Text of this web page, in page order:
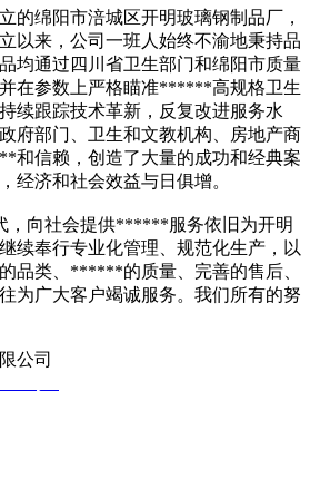
的绵阳市涪城区开明玻璃钢制品厂，
以来，公司一班人始终不渝地秉持品
均通过四川省卫生部门和绵阳市质量
在参数上严格瞄准******高规格卫生
续跟踪技术革新，反复改进服务水
府部门、卫生和文教机构、房地产商
和信赖，创造了大量的成功和经典案
经济和社会效益与日俱增。
，向社会提供******服务依旧为开明
续奉行专业化管理、规范化生产，以
品类、******的质量、完善的售后、
为广大客户竭诚服务。我们所有的努
公司